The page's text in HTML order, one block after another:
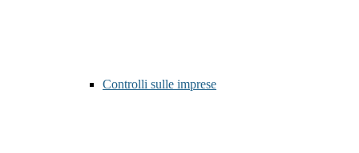
Controlli sulle imprese